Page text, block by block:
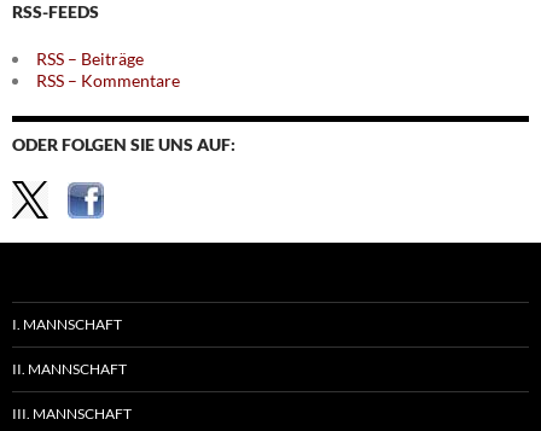
RSS-FEEDS
RSS – Beiträge
RSS – Kommentare
ODER FOLGEN SIE UNS AUF:
I. MANNSCHAFT
II. MANNSCHAFT
III. MANNSCHAFT